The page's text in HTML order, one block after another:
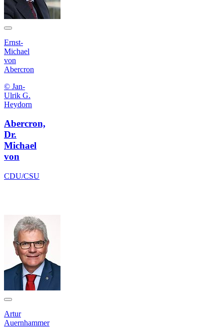
Ernst-
Michael
von
Abercron
© Jan-
Ulrik G.
Heydorn
Abercron,
Dr.
Michael
von
CDU/CSU
Artur
Auernhammer